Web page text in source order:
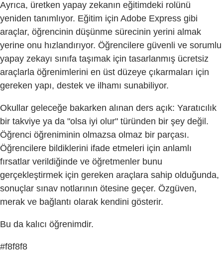
Ayrıca, üretken yapay zekanın eğitimdeki rolünü
yeniden tanımlıyor. Eğitim için Adobe Express gibi
araçlar, öğrencinin düşünme sürecinin yerini almak
yerine onu hızlandırıyor. Öğrencilere güvenli ve sorumlu
yapay zekayı sınıfa taşımak için tasarlanmış ücretsiz
araçlarla öğrenimlerini en üst düzeye çıkarmaları için
gereken yapı, destek ve ilhamı sunabiliyor.
Okullar geleceğe bakarken alınan ders açık: Yaratıcılık
bir takviye ya da "olsa iyi olur" türünden bir şey değil.
Öğrenci öğreniminin olmazsa olmaz bir parçası.
Öğrencilere bildiklerini ifade etmeleri için anlamlı
fırsatlar verildiğinde ve öğretmenler bunu
gerçekleştirmek için gereken araçlara sahip olduğunda,
sonuçlar sınav notlarının ötesine geçer. Özgüven,
merak ve bağlantı olarak kendini gösterir.
Bu da kalıcı öğrenimdir.
#f8f8f8